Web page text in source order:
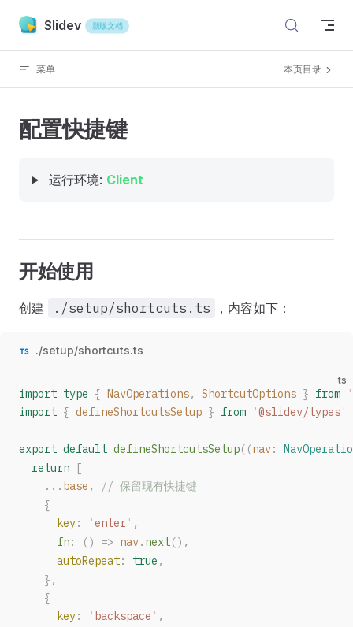
Skip to content
Slidev 新版文档
菜单 本页目录
配置快捷键
运行环境: Client
开始使用
创建 ./setup/shortcuts.ts ，内容如下：
./setup/shortcuts.ts
ts
import type { NavOperations, ShortcutOptions } from '
import { defineShortcutsSetup } from '@slidev/types '
export default defineShortcutsSetup((nav:
  return
[
    ...
base ,
// 保留现有快捷键
    {
key: ' enter ' ,
fn: () => nav. next(),
autoRepeat: true ,
    },
    {
key: ' backspace ' ,